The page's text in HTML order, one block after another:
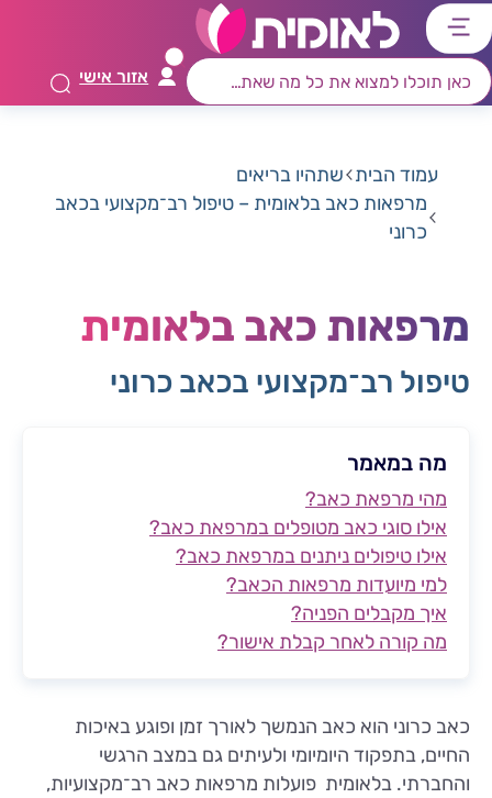
דלג
לתפריט
ראשי
דלג
לרכיב
חיפוש
דלג
לתוכן
מרכזי
דלג
לאזור
קישורים
אזור אישי
עמוד הבית שתהיו בריאים
מרפאות כאב בלאומית – טיפול רב־מקצועי בכאב
כרוני
מרפאות כאב בלאומית
טיפול רב־מקצועי בכאב כרוני
מה במאמר
מהי מרפאת כאב?
אילו סוגי כאב מטופלים במרפאת כאב?
אילו טיפולים ניתנים במרפאת כאב?
למי מיועדות מרפאות הכאב?
איך מקבלים הפניה?
מה קורה לאחר קבלת אישור?
כאב כרוני הוא כאב הנמשך לאורך זמן ופוגע באיכות
החיים, בתפקוד היומיומי ולעיתים גם במצב הרגשי
והחברתי. בלאומית פועלות מרפאות כאב רב־מקצועיות,